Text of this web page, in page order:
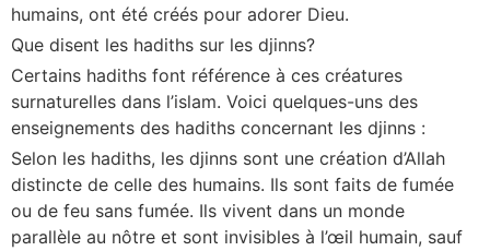
humains, ont été créés pour adorer Dieu.
Que disent les hadiths sur les djinns?
Certains hadiths font référence à ces créatures
surnaturelles dans l’islam. Voici quelques-uns des
enseignements des hadiths concernant les djinns :
Selon les hadiths, les djinns sont une création d’Allah
distincte de celle des humains. Ils sont faits de fumée
ou de feu sans fumée. Ils vivent dans un monde
parallèle au nôtre et sont invisibles à l’œil humain, sauf